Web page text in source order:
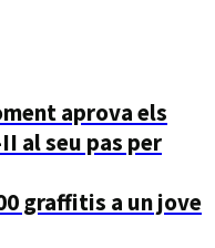
aprova els
al seu pas per
graffitis a un jove